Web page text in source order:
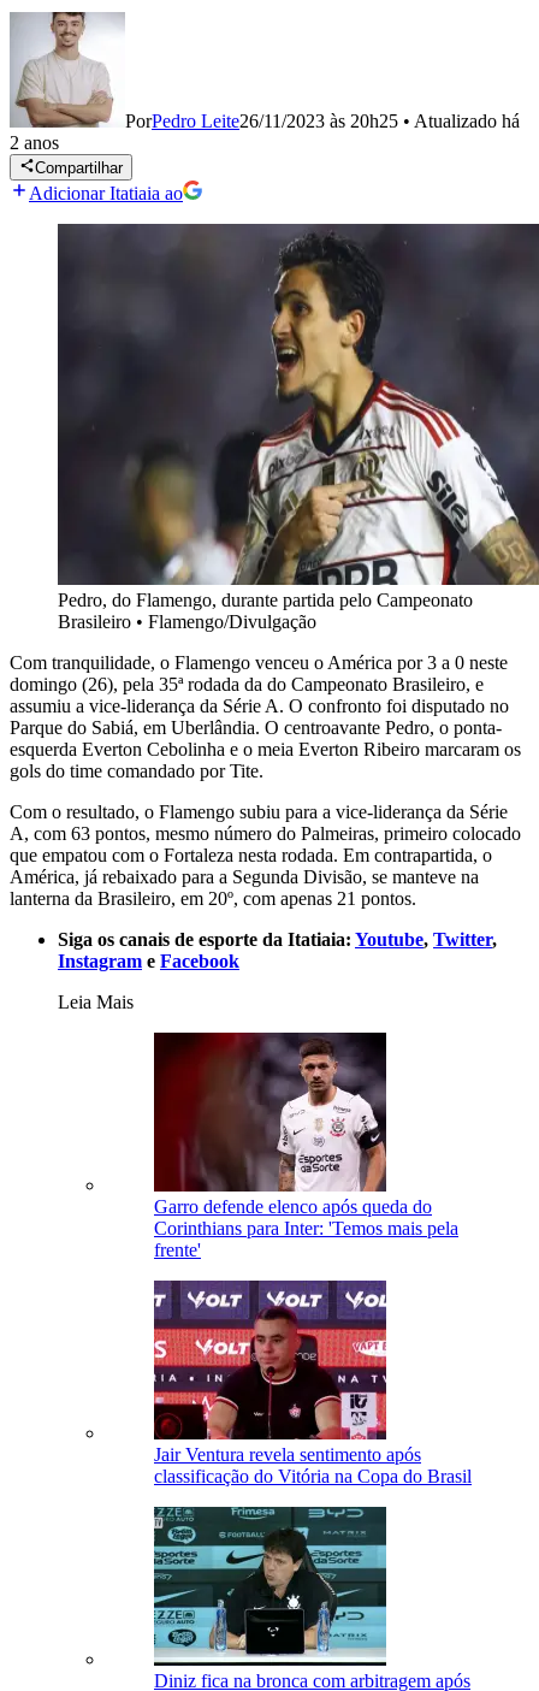
PorPedro Leite26/11/2023 às 20h25 • Atualizado há
2 anos
Compartilhar
Adicionar Itatiaia ao
Pedro, do Flamengo, durante partida pelo Campeonato
Brasileiro • Flamengo/Divulgação
Com tranquilidade, o Flamengo venceu o América por 3 a 0 neste
domingo (26), pela 35ª rodada da do Campeonato Brasileiro, e
assumiu a vice-liderança da Série A. O confronto foi disputado no
Parque do Sabiá, em Uberlândia. O centroavante Pedro, o ponta-
esquerda Everton Cebolinha e o meia Everton Ribeiro marcaram os
gols do time comandado por Tite.
Com o resultado, o Flamengo subiu para a vice-liderança da Série
A, com 63 pontos, mesmo número do Palmeiras, primeiro colocado
que empatou com o Fortaleza nesta rodada. Em contrapartida, o
América, já rebaixado para a Segunda Divisão, se manteve na
lanterna da Brasileiro, em 20º, com apenas 21 pontos.
Siga os canais de esporte da Itatiaia: Youtube, Twitter,
Instagram e Facebook
Leia Mais
Garro defende elenco após queda do
Corinthians para Inter: 'Temos mais pela
frente'
Jair Ventura revela sentimento após
classificação do Vitória na Copa do Brasil
Diniz fica na bronca com arbitragem após